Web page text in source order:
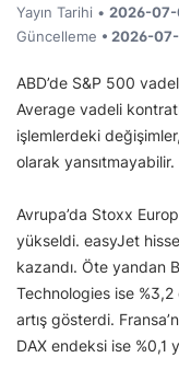
Yayın Tarihi • 2026-
Güncelleme • 2026-
ABD’de S&P 500
Average vadeli
işlemlerdeki
olarak yansıtmayabilir.
Avrupa’da Stoxx
yükseldi. easyJet
kazandı. Öte yandan
Technologies ise
artış gösterdi.
DAX endeksi ise %0,1